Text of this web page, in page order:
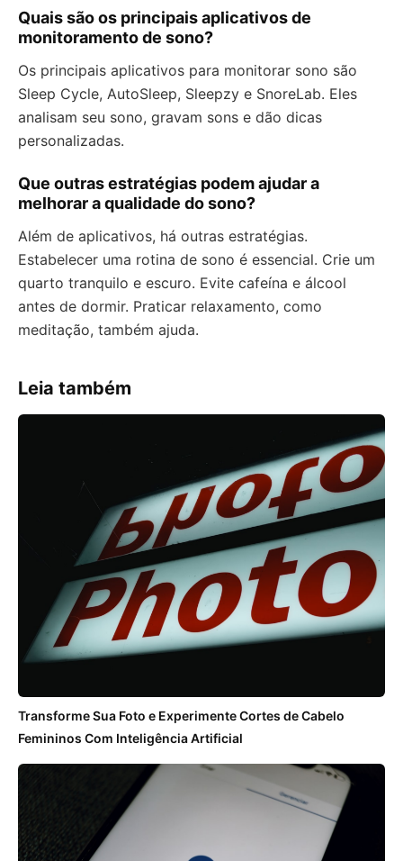
Quais são os principais aplicativos de
monitoramento de sono?
Os principais aplicativos para monitorar sono são
Sleep Cycle, AutoSleep, Sleepzy e SnoreLab. Eles
analisam seu sono, gravam sons e dão dicas
personalizadas.
Que outras estratégias podem ajudar a
melhorar a qualidade do sono?
Além de aplicativos, há outras estratégias.
Estabelecer uma rotina de sono é essencial. Crie um
quarto tranquilo e escuro. Evite cafeína e álcool
antes de dormir. Praticar relaxamento, como
meditação, também ajuda.
Leia também
Transforme Sua Foto e Experimente Cortes de Cabelo
Femininos Com Inteligência Artificial